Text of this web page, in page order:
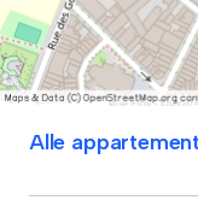
Alle